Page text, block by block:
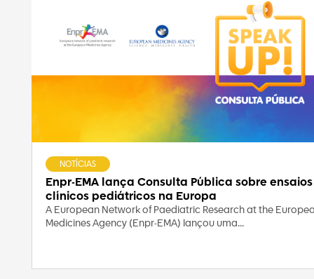
Enpr-EMA lança Consulta Pública sobre ensaios
clínicos pediátricos na Europa
NOTÍCIAS
A European Network of Paediatric Research at the
Medicines Agency (Enpr-EMA) lançou uma...